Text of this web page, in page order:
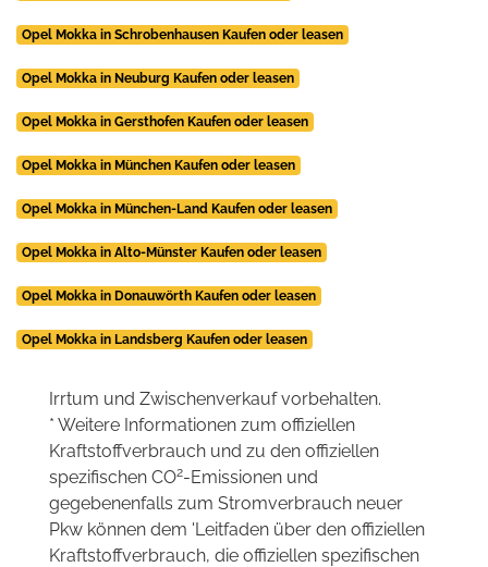
Opel Mokka in Schrobenhausen Kaufen oder leasen
Opel Mokka in Neuburg Kaufen oder leasen
Opel Mokka in Gersthofen Kaufen oder leasen
Opel Mokka in München Kaufen oder leasen
Opel Mokka in München-Land Kaufen oder leasen
Opel Mokka in Alto-Münster Kaufen oder leasen
Opel Mokka in Donauwörth Kaufen oder leasen
Opel Mokka in Landsberg Kaufen oder leasen
Irrtum und Zwischenverkauf vorbehalten.
* Weitere Informationen zum offiziellen
Kraftstoffverbrauch und zu den offiziellen
spezifischen CO2-Emissionen und
gegebenenfalls zum Stromverbrauch neuer
Pkw können dem 'Leitfaden über den offiziellen
Kraftstoffverbrauch, die offiziellen spezifischen